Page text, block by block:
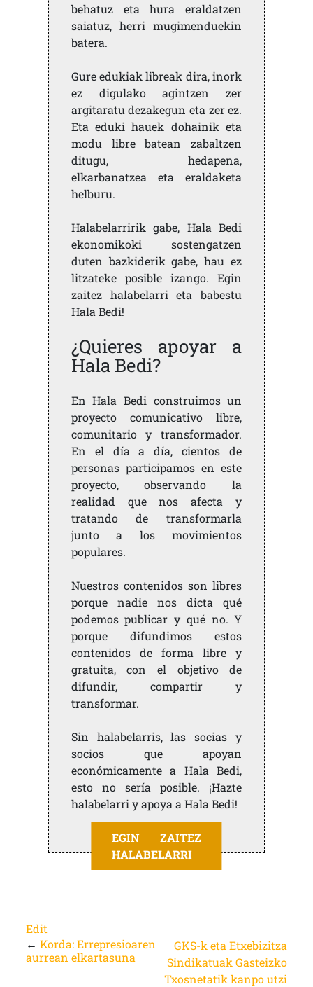
behatuz eta hura eraldatzen
saiatuz, herri mugimenduekin
batera.
Gure edukiak libreak dira, inork
ez digulako agintzen zer
argitaratu dezakegun eta zer ez.
Eta eduki hauek dohainik eta
modu libre batean zabaltzen
ditugu, hedapena,
elkarbanatzea eta eraldaketa
helburu.
Halabelarririk gabe, Hala Bedi
ekonomikoki sostengatzen
duten bazkiderik gabe, hau ez
litzateke posible izango. Egin
zaitez halabelarri eta babestu
Hala Bedi!
¿Quieres apoyar a
Hala Bedi?
En Hala Bedi construimos un
proyecto comunicativo libre,
comunitario y transformador.
En el día a día, cientos de
personas participamos en este
proyecto, observando la
realidad que nos afecta y
tratando de transformarla
junto a los movimientos
populares.
Nuestros contenidos son libres
porque nadie nos dicta qué
podemos publicar y qué no. Y
porque difundimos estos
contenidos de forma libre y
gratuita, con el objetivo de
difundir, compartir y
transformar.
Sin halabelarris, las socias y
socios que apoyan
económicamente a Hala Bedi,
esto no sería posible. ¡Hazte
halabelarri y apoya a Hala Bedi!
EGIN ZAITEZ
HALABELARRI
Edit
← Korda: Errepresioaren
aurrean elkartasuna
GKS-k eta Etxebizitza
Sindikatuak Gasteizko
Txosnetatik kanpo utzi